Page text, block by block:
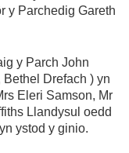
y Parchedig Gareth
y Parch John
Drefach ) yn
Eleri Samson, Mr
Llandysul oedd
ystod y ginio.